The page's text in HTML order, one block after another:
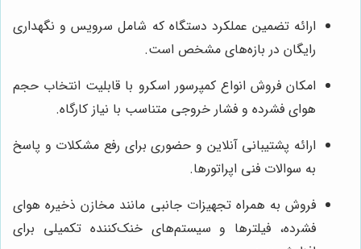
ارائه تضمین عملکرد دستگاه که شامل سرویس و نگهداری
رایگان در بازه‌های مشخص است.
امکان فروش انواع کمپرسور اسکرو با قابلیت انتخاب حجم
هوای فشرده و فشار خروجی متناسب با نیاز کارگاه.
ارائه پشتیبانی آنلاین و حضوری برای رفع مشکلات و پاسخ
به سوالات فنی اپراتورها.
فروش به همراه تجهیزات جانبی مانند مخازن ذخیره هوای
فشرده، فیلترها و سیستم‌های خنک‌کننده تکمیلی برای